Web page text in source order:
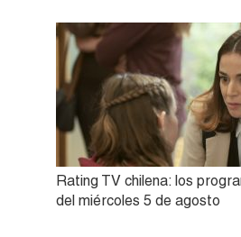
Rating TV chilena: los
del miércoles 5 de agosto